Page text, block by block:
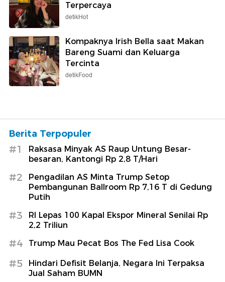
Terpercaya
detikHot
Kompaknya Irish Bella saat Makan
Bareng Suami dan Keluarga
Tercinta
detikFood
Berita Terpopuler
#1
Raksasa Minyak AS Raup Untung Besar-
besaran, Kantongi Rp 2,8 T/Hari
#2
Pengadilan AS Minta Trump Setop
Pembangunan Ballroom Rp 7,16 T di Gedung
Putih
#3
RI Lepas 100 Kapal Ekspor Mineral Senilai Rp
2,2 Triliun
#4 Trump Mau Pecat Bos The Fed Lisa Cook
#5
Hindari Defisit Belanja, Negara Ini Terpaksa
Jual Saham BUMN